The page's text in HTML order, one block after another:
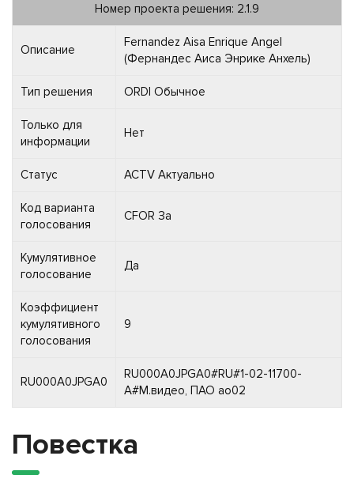
Номер проекта решения: 2.1.9
Описание
Fernandez Aisa Enrique Angel
(Фернандес Аиса Энрике Анхель)
Тип решения ORDI Обычное
Только для
информации
Нет
Статус ACTV Актуально
Код варианта
голосования
CFOR За
Кумулятивное
голосование
Да
Коэффициент
кумулятивного
голосования
9
RU000A0JPGA0
RU000A0JPGA0#RU#1-02-11700-
A#М.видео, ПАО ао02
Повестка